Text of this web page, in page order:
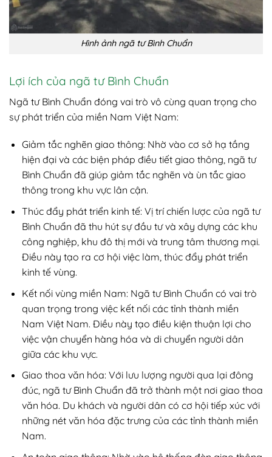
Hình ảnh ngã tư Bình Chuẩn
Lợi ích của ngã tư Bình Chuẩn
Ngã tư Bình Chuẩn đóng vai trò vô cùng quan trọng cho
sự phát triển của miền Nam Việt Nam:
Giảm tắc nghẽn giao thông: Nhờ vào cơ sở hạ tầng
hiện đại và các biện pháp điều tiết giao thông, ngã tư
Bình Chuẩn đã giúp giảm tắc nghẽn và ùn tắc giao
thông trong khu vực lân cận.
Thúc đẩy phát triển kinh tế: Vị trí chiến lược của ngã tư
Bình Chuẩn đã thu hút sự đầu tư và xây dựng các khu
công nghiệp, khu đô thị mới và trung tâm thương mại.
Điều này tạo ra cơ hội việc làm, thúc đẩy phát triển
kinh tế vùng.
Kết nối vùng miền Nam: Ngã tư Bình Chuẩn có vai trò
quan trọng trong việc kết nối các tỉnh thành miền
Nam Việt Nam. Điều này tạo điều kiện thuận lợi cho
việc vận chuyển hàng hóa và di chuyển người dân
giữa các khu vực.
Giao thoa văn hóa: Với lưu lượng người qua lại đông
đúc, ngã tư Bình Chuẩn đã trở thành một nơi giao thoa
văn hóa. Du khách và người dân có cơ hội tiếp xúc với
những nét văn hóa đặc trưng của các tỉnh thành miền
Nam.